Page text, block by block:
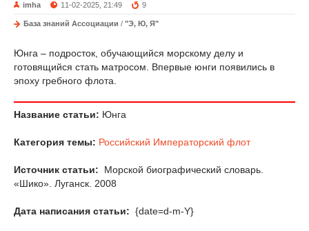
imha 11-02-2025, 21:49 9
База знаний Ассоциации / "Э, Ю, Я"
Юнга – подросток, обучающийся морскому делу и
готовящийся стать матросом. Впервые юнги появились в
эпоху гребного флота.
Название статьи: Юнга
Категория темы: Российский Императорский флот
Источник статьи:
Морской биографический словарь.
«Шико». Луганск. 2008
Дата написания статьи: {date=d-m-Y}